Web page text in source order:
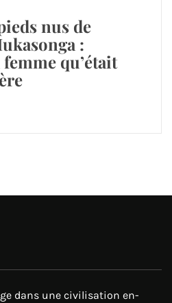
nus de
:
qu’était
dans une civilisation en-